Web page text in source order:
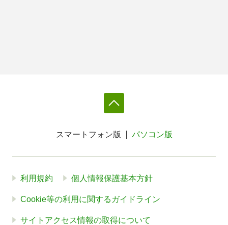
スマートフォン版 パソコン版
利用規約 個人情報保護基本方針
Cookie等の利用に関するガイドライン
サイトアクセス情報の取得について